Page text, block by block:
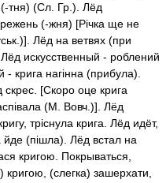
тня) (Сл. Гр.). Лёд
(-жня) [Річка ще не
Лёд на ветвях (при
искусственный - роблений
крига нагінна (прибула).
скрес. [Скоро оце крига
(М. Вовч.)]. Лёд
тріснула крига. Лёд идёт,
(пішла). Лёд встал на
кригою. Покрываться,
(слегка) зашерхати,